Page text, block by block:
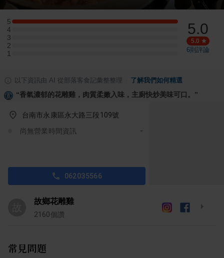
5
5 星：1 則評論
4
4 星：0 則評論
3
3 星：0 則評論
2
2 星：0 則評論
1
1 星：0 則評論
5.0
5.0
6則評論
以下資訊由 AI 從部落客食記彙整整理 了解我們如何精選
“香氣濃郁的花雕雞，肉質柔嫩入味，主廚快炒美味可口。 ”
台南市永康區永大路三段109號
尚無營業時間資訊
062035566
故鄉花雕雞
2160個讚
常見問題